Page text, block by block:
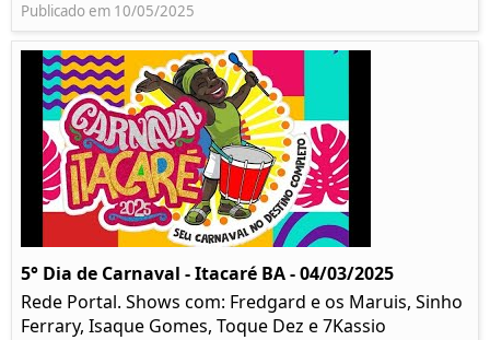
Publicado em 10/05/2025
5° Dia de Carnaval - Itacaré BA - 04/03/2025
Rede Portal. Shows com: Fredgard e os Maruis, Sinho
Ferrary, Isaque Gomes, Toque Dez e 7Kassio